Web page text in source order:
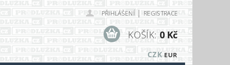
PŘIHLÁŠENÍ | REGISTRACE
CZK EUR
KOŠÍK: 0 Kč